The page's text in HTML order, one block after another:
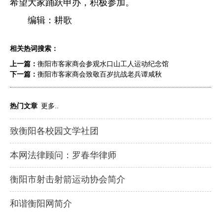
希望大家踊跃申办，积极参加。
编辑：耕歌
相关热词搜索：
上一篇： 衡阳市客家商会参观水口山工人运动纪念馆
下一篇： 衡阳市客家商会致敬百岁抗战老兵谭咸秋
热门文章 更多..
致衡阳各校园文学社团
本网法律顾问：罗春华律师
衡阳市射击射箭运动协会简介
和谐衡阳网简介